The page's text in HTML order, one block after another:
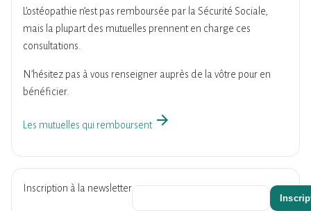
L’ostéopathie n’est pas remboursée par la Sécurité Sociale,
mais la plupart des mutuelles prennent en charge ces
consultations.
N’hésitez pas à vous renseigner auprès de la vôtre pour en
bénéficier.
Les mutuelles qui remboursent arrow_forward
Inscription à la newsletter